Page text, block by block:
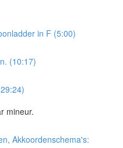
in F (5:00)
(10:17)
mineur.
Akkoordenschema's: